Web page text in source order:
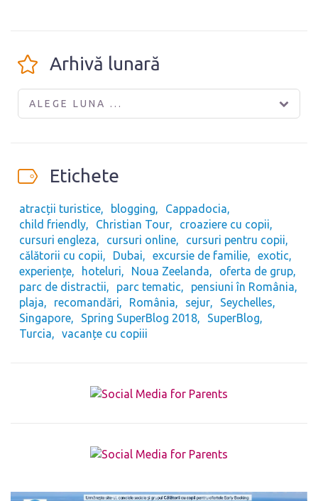
Arhivă lunară
ALEGE LUNA ...
Etichete
atracții turistice blogging
Cappadocia
child friendly
Christian Tour
croaziere cu copii
cursuri engleza
cursuri online
cursuri pentru copii
călătorii cu copii
Dubai excursie de familie
exotic
experiențe
hoteluri Noua Zeelanda
oferta de grup
parc de distractii
parc tematic
pensiuni în România
plaja
recomandări România sejur
Seychelles
Singapore
Spring SuperBlog 2018
SuperBlog
Turcia
vacanțe cu copiii